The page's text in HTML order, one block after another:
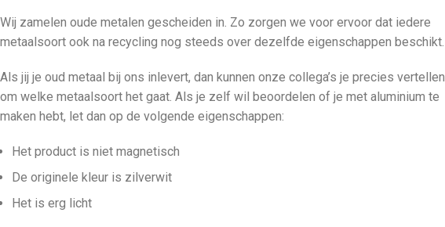
Wij zamelen oude metalen gescheiden in. Zo zorgen we voor ervoor dat iedere
metaalsoort ook na recycling nog steeds over dezelfde eigenschappen beschikt.
Als jij je oud metaal bij ons inlevert, dan kunnen onze collega’s je precies vertellen
om welke metaalsoort het gaat. Als je zelf wil beoordelen of je met aluminium te
maken hebt, let dan op de volgende eigenschappen:
Het product is niet magnetisch
De originele kleur is zilverwit
Het is erg licht